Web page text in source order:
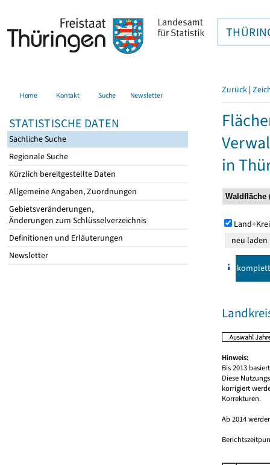
Home Kontakt Suche Newsletter
STATISTISCHE DATEN
Sachliche Suche
Regionale Suche
Kürzlich bereitgestellte Daten
Allgemeine Angaben, Zuordnungen
Gebietsveränderungen,
Änderungen zum Schlüsselverzeichnis
Definitionen und Erläuterungen
Newsletter
Zurück |
in
komplett
Hinweis:
Bis 2013
Diese
korrigiert
Korrekturen.
Ab 2014